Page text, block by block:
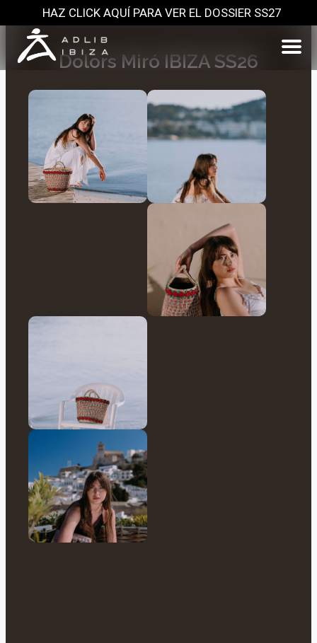
HAZ CLICK AQUÍ PARA VER EL DOSSIER SS27
Dolors Miró IBIZA SS26